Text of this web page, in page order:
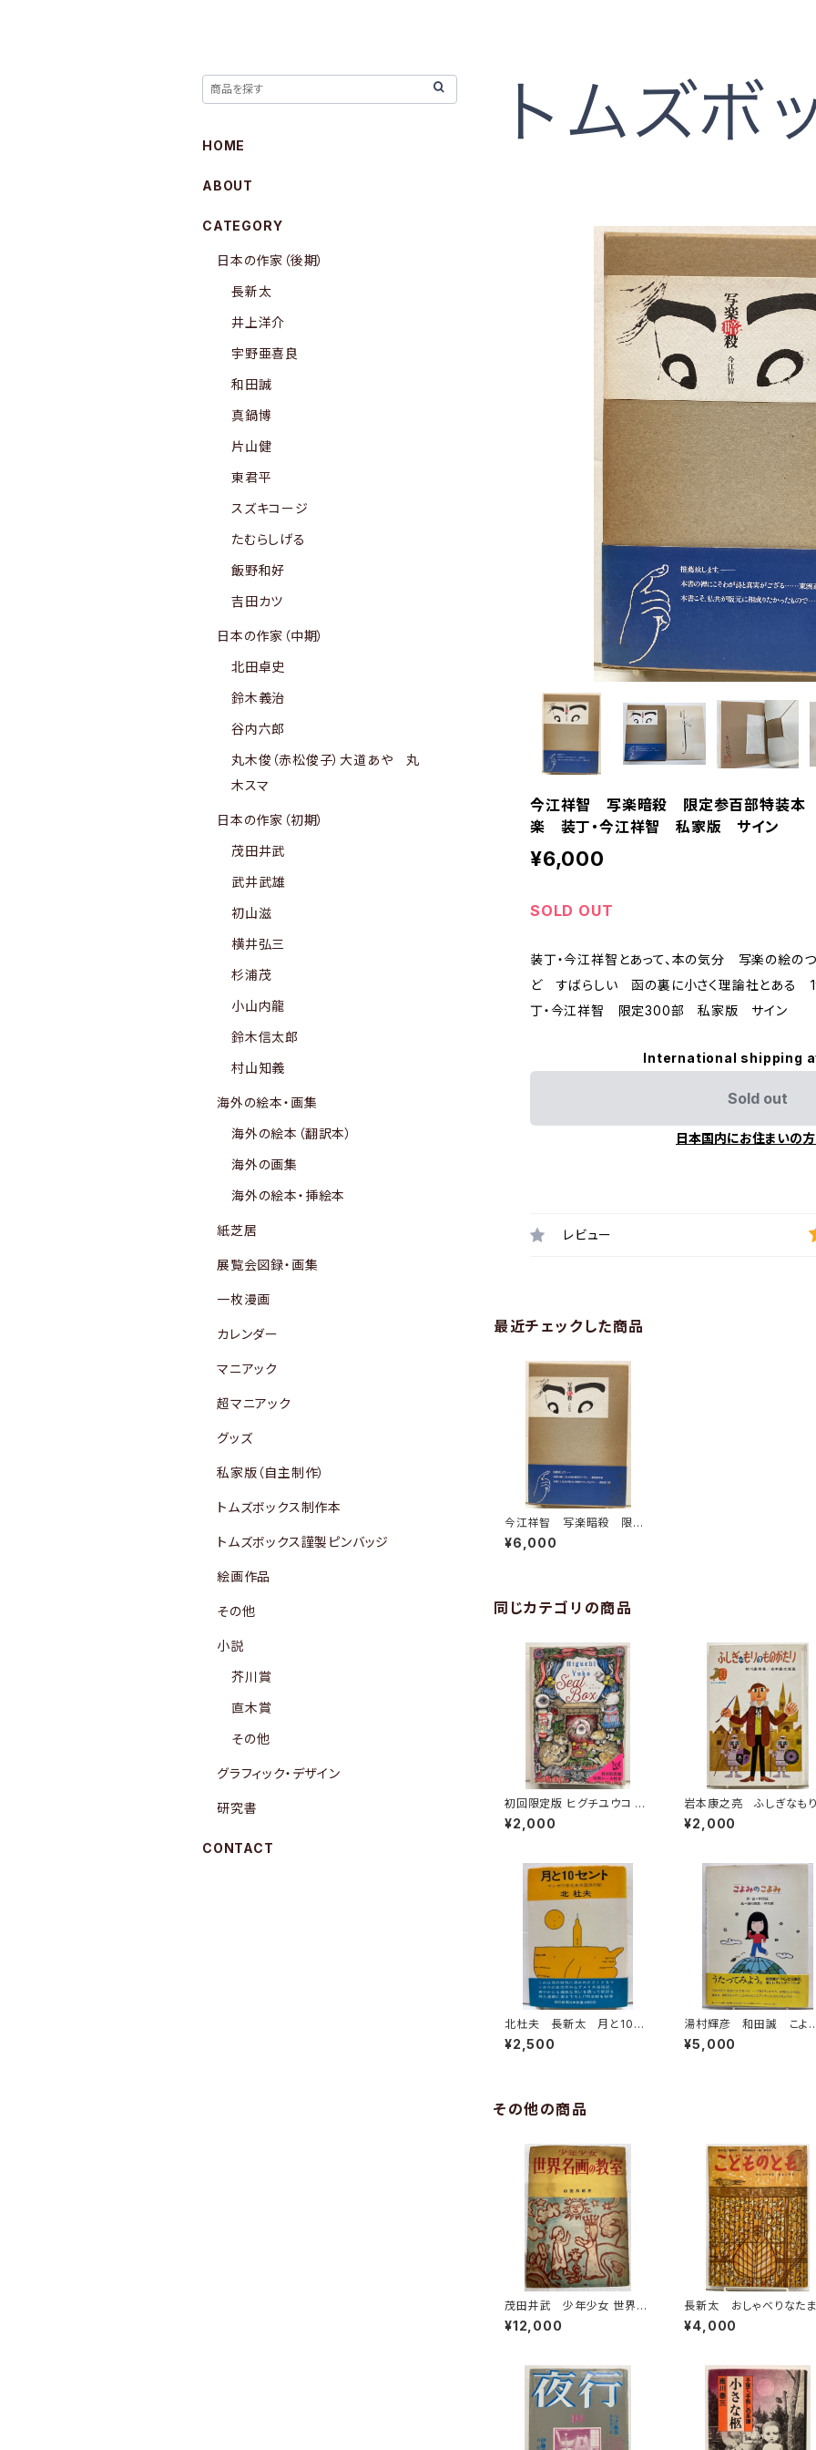
今江祥智 写楽暗殺 限定参百部特装本
楽 装丁・今江祥智 私家版 サイン
¥6,000
SOLD OUT
装丁・今江祥智とあって、本の気分 写楽の絵のつ
ど すばらしい 函の裏に小さく理論社とあ
丁・今江祥智 限定300部 私家版 サイン
International shipping
Sold out
日本国内にお住まいの
レビュー
最近チェックした商品
今江祥智 写楽暗殺 限定
参百部特装本 1982年
画・東洲斎写楽 装丁・今江
¥6,000
同じカテゴリの商品
初回限定版 ヒグチユウコ シ
ール・ボックス サイン入
り 2018年 初版 グラフ
¥2,000
岩本康之亮 ふしぎなも
ものがたり 前川康男 創
作どうわ絵本８ 1966
¥2,000
北杜夫 長新太 月と10セ
ント 1971年 初版 帯
朝日新聞社
¥2,500
湯村輝彦 和田誠 こよ
のこよみ 詞・局 和田誠
977年 初版 帯 すばる
¥5,000
その他の商品
茂田井武 少年少女 世界名
画の教室 山田邦祐 昭和
26年（1951） 初版 研究社
¥12,000
長新太 おしゃべりなた
やき 寺村輝夫 こどもの
も「母の友」絵本35 1959
¥4,000
HOME
ABOUT
CATEGORY
日本の作家（後期）
長新太
井上洋介
宇野亜喜良
和田誠
真鍋博
片山健
東君平
スズキコージ
たむらしげる
飯野和好
吉田カツ
日本の作家（中期）
北田卓史
鈴木義治
谷内六郎
丸木俊（赤松俊子）大道あや 丸
木スマ
日本の作家（初期）
茂田井武
武井武雄
初山滋
横井弘三
杉浦茂
小山内龍
鈴木信太郎
村山知義
海外の絵本・画集
海外の絵本（翻訳本）
海外の画集
海外の絵本・挿絵本
紙芝居
展覧会図録・画集
一枚漫画
カレンダー
マニアック
超マニアック
グッズ
私家版（自主制作）
トムズボックス制作本
トムズボックス謹製ピンバッジ
絵画作品
その他
小説
芥川賞
直木賞
その他
グラフィック・デザイン
研究書
CONTACT